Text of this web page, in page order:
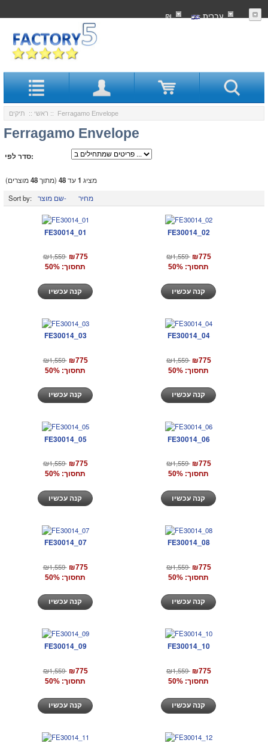
עִברִית ₪
ראשי :: תיקים :: Ferragamo Envelope
Ferragamo Envelope
סדר לפי:
מציג 1עד48 (מתוך48מוצרים)
Sort by:
שם מוצר- מחיר
FE30014_01
₪1,559 ₪775
תחסוך: 50%
FE30014_02
₪1,559 ₪775
תחסוך: 50%
FE30014_03
₪1,559 ₪775
תחסוך: 50%
FE30014_04
₪1,559 ₪775
תחסוך: 50%
FE30014_05
₪1,559 ₪775
תחסוך: 50%
FE30014_06
₪1,559 ₪775
תחסוך: 50%
FE30014_07
₪1,559 ₪775
תחסוך: 50%
FE30014_08
₪1,559 ₪775
תחסוך: 50%
FE30014_09
₪1,559 ₪775
תחסוך: 50%
FE30014_10
₪1,559 ₪775
תחסוך: 50%